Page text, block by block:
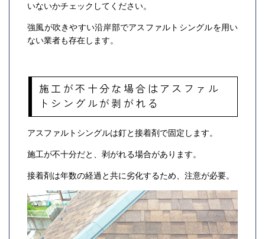
いないかチェックしてください。
強風が吹きやすい沿岸部でアスファルトシングルを用い
ない業者も存在します。
施工が不十分な場合はアスファル
トシングルが剥がれる
アスファルトシングルは釘と接着剤で固定します。
施工が不十分だと、剥がれる場合があります。
接着剤は年数の経過と共に劣化するため、注意が必要。